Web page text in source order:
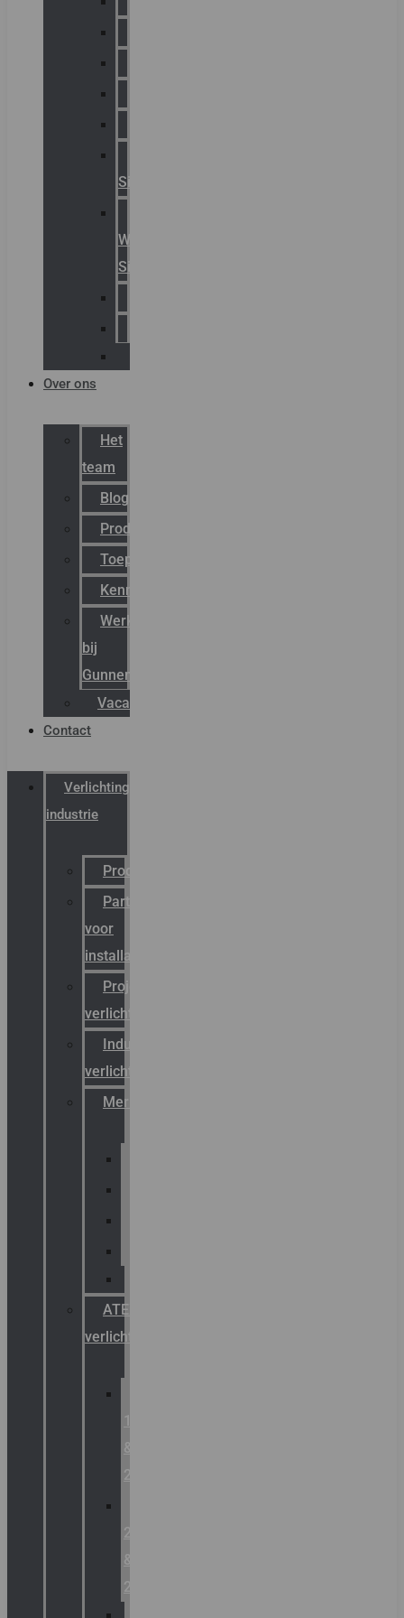
Signaling
Warning
Signals
Over ons
Het
team
Blog
Productnieuws
Toepassingen
Kenniscentrum
Werken
bij
Gunneman
Vacatures
Contact
Verlichting
industrie
Productcatalogus
Partner
voor
installateurs
Projectreferenties
verlichting
Industriële
verlichting
Merken
ATEX
verlichting
1
&
2
21
&
22